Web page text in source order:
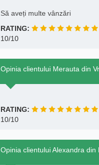
Să aveți multe vânzări
RATING:
10/10
Opinia clientului Merauta din
RATING:
10/10
Opinia clientului Alexandra